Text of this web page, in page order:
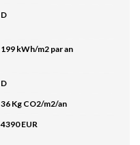
D
199 kWh/m2 par an
D
36 Kg CO2/m2/an
4390 EUR